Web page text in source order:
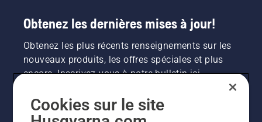
Obtenez les dernières mises à jour!
Obtenez les plus récents renseignements sur les
nouveaux produits, les offres spéciales et plus
encore. Inscrivez-vous à notre bulletin ici.
INSCRIPTION À LA NEWSLETTER
Cookies sur le site